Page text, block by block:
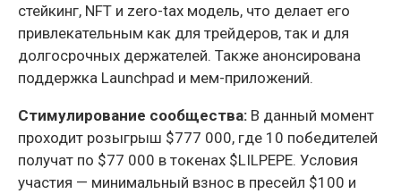
стейкинг, NFT и zero-tax модель, что делает его
привлекательным как для трейдеров, так и для
долгосрочных держателей. Также анонсирована
поддержка Launchpad и мем-приложений.
Стимулирование сообщества: В данный момент
проходит розыгрыш $777 000, где 10 победителей
получат по $77 000 в токенах $LILPEPE. Условия
участия — минимальный взнос в пресейл $100 и